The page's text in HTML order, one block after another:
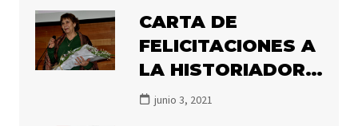
CARTA DE
FELICITACIONES A
LA HISTORIADORA
MARÍA ANGÉLICA
junio 3, 2021